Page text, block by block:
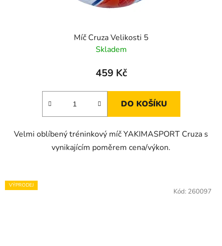
Míč Cruza Velikosti 5
Skladem
459 Kč
DO KOŠÍKU
Velmi oblíbený tréninkový míč YAKIMASPORT Cruza s
vynikajícím poměrem cena/výkon.
VÝPRODEJ
Kód: 260097